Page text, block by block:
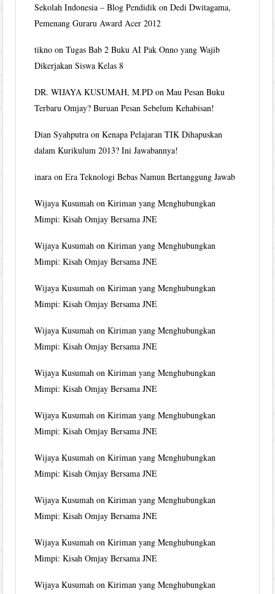
Sekolah Indonesia – Blog Pendidik onDedi Dwitagama,
Pemenang Guraru Award Acer 2012
tikno onTugas Bab 2 Buku AI Pak Onno yang Wajib
Dikerjakan Siswa Kelas 8
DR. WIJAYA KUSUMAH, M.PD onMau Pesan Buku
Terbaru Omjay? Buruan Pesan Sebelum Kehabisan!
Dian Syahputra onKenapa Pelajaran TIK Dihapuskan
dalam Kurikulum 2013? Ini Jawabannya!
inara onEra Teknologi Bebas Namun Bertanggung Jawab
Wijaya Kusumah onKiriman yang Menghubungkan
Mimpi: Kisah Omjay Bersama JNE
Wijaya Kusumah onKiriman yang Menghubungkan
Mimpi: Kisah Omjay Bersama JNE
Wijaya Kusumah onKiriman yang Menghubungkan
Mimpi: Kisah Omjay Bersama JNE
Wijaya Kusumah onKiriman yang Menghubungkan
Mimpi: Kisah Omjay Bersama JNE
Wijaya Kusumah onKiriman yang Menghubungkan
Mimpi: Kisah Omjay Bersama JNE
Wijaya Kusumah onKiriman yang Menghubungkan
Mimpi: Kisah Omjay Bersama JNE
Wijaya Kusumah onKiriman yang Menghubungkan
Mimpi: Kisah Omjay Bersama JNE
Wijaya Kusumah onKiriman yang Menghubungkan
Mimpi: Kisah Omjay Bersama JNE
Wijaya Kusumah onKiriman yang Menghubungkan
Mimpi: Kisah Omjay Bersama JNE
Wijaya Kusumah onKiriman yang Menghubungkan